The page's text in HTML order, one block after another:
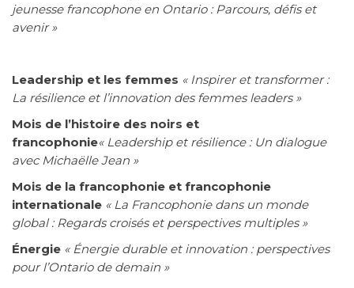
jeunesse francophone en Ontario : Parcours, défis et
avenir »
Leadership et les femmes « Inspirer et transformer :
La résilience et l’innovation des femmes leaders »
Mois de l’histoire des noirs et
francophonie« Leadership et résilience : Un dialogue
avec Michaëlle Jean »
Mois de la francophonie et francophonie
internationale « La Francophonie dans un monde
global : Regards croisés et perspectives multiples »
Énergie « Énergie durable et innovation : perspectives
pour l’Ontario de demain »